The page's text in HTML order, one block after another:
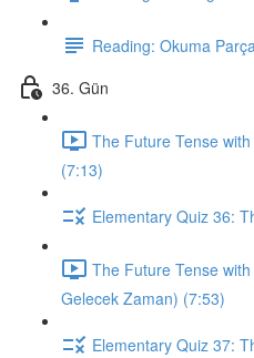
Reading: Okuma
36. Gün
The Future Tense
(7:13)
Elementary Quiz 36:
The Future Tense
Gelecek Zaman) (7:53)
Elementary Quiz 37: